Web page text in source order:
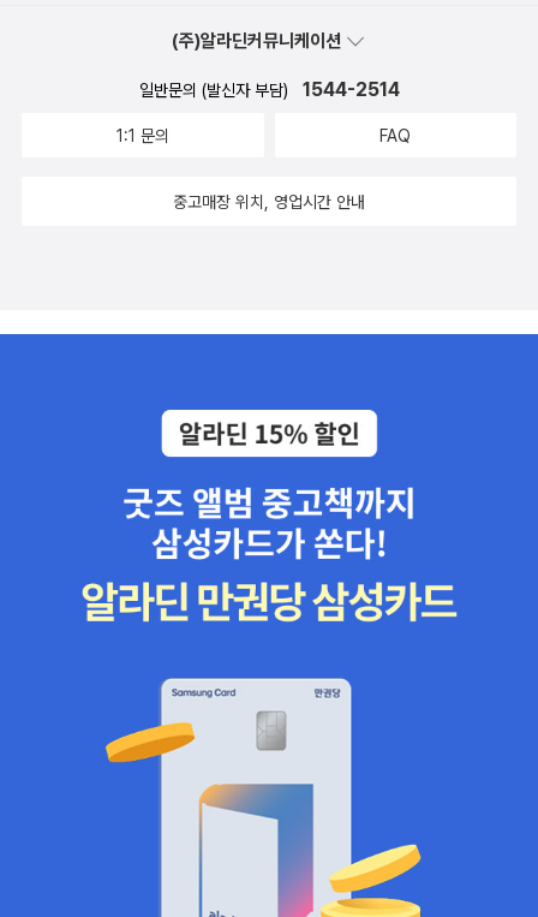
는 그런 것에 참여도 못한 백성이 입었다. 36년의 식민지배에, 나라
는 독립하자 마자 쪼개져, 3년 전쟁을 겪었고 곧 분단 100년을 맞이
길었다. 이번에 본 책은 오건영의 부의 갈림길이다. 구어체를 써서 잘
배럴당 50-60달러로 낮아졌다. 이란 전쟁으로 유가는 올랐다. 지금
이다. 여기에 세계 각국은 놀라서 호르무즈 정상화와 동시에 원유를
때는 회복 국면에서 V자 반등을 했다. 하지만 2008 금융위기 부터
양상이 달라졌다. 당시 금융시스템 전체가 흔들리고 유로존 위기까지
겹치면서 회복이 매우 더디게 나타났다. 그래서 U자형 반등이 나타났
다. 이는 바닥이 깊고 회복은 느리다. 그리고 코로나 19사태를 거치면
서 K자 반등이 나타났다. 이는 K자의 상단 부분은 빠르게 회복하고 하
단 부분은 회복이 거의 되지 않고 오히려 하향한다는 의미다. 그래서
중앙은행의 고민이 깊어진다. V자 U자 반등에서 중앙은행의 전통적
풀린 유동산이 상단으로만 향하는 것이다. 그래서 상단에 위치한 첨
단 기업 및 유동성으로 인한 자산가격 상승으로 상위층이 혜택을 본
다. 그러면 중앙은행은 과다한 인플레이션 및 경기 과열 및 자산 버블
우려로 금리를 높여야 한다. 하지만 그러면 안그래도 저금리 상황에
서도 힘든 하단 층에 사형선고를 내리를 겪이 된다. 금리를 양쪽에 다
르게 적용할 수 있다면 모르겠으나 그럴 수가 없기에 이런 K자 회복
에선 답이 없다. 이 때 역할을 할 수 있는게 정부다. 정부의 재정 지출
은 각자에게 다르게 할 수 있기 때문이다. 즉, 하단 부분에 재정을 집
서 구매를 철회 하지 않았다.익명으로 거리의 창작자로 활동했던 뱅
장치를 설치 했을 수도 있다.어차피 거리에 그려진 벽화는 비 바람과
햇볕에 작품 상태가 유지 되지 못하고 미술관에 걸린 그림은 복제본
액자 속에 넣어 버렸을지 모른다.경매장에서 작품이 파손되어서 더
다.현재 이 땅에서 하루를 버텨내는 희망, 살아가는 희망의 끈은 어디
(주)알라딘커뮤니케이션
일반문의 (발신자 부담) 1544-2514
1:1 문의 FAQ
중고매장 위치, 영업시간 안내